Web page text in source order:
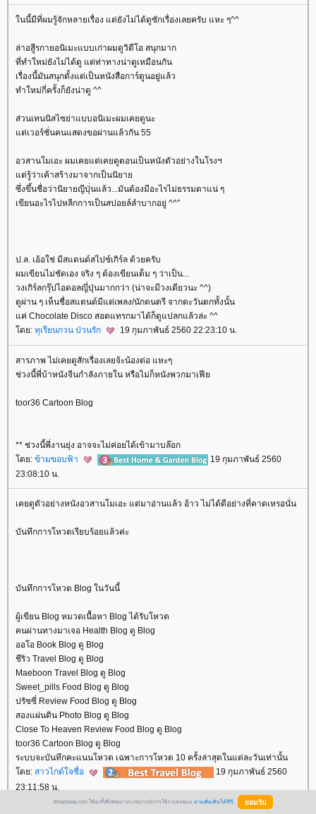
นนี้มีที่ผมรู้จักหลายเรื่อง แต่ยังไม่ได้ดูซักเรื่องเลยครับ แหะ ๆ^^
ล่าอสูีรกายอนิเมะแบบเก่าผมดูวิดีโอ สนุกมาก
ที่ทำใหม่ยังไม่ได้ดู แต่ท่าทางน่าดูเหมือนกัน
เรื่องนี้มันสนุกตั้งแต่เป็นหนังสือการ์ตูนอยู่แล้ว
ทำใหม่กี่ครั้งก็ยังน่าดู ^^
ส่วนเทนนิสไซย่าแบบอนิเมะผมเคยดูนะ
ต่เวอร์ชั่นคนแสดงขอผ่านแล้วกัน 55
อวสานโมเอะ ผมเคยแต่เคยดูตอนเป็นหนังตัวอย่างในโรงฯ
ต่รู้ว่าเค้าสร้างมาจากเป็นนิยา
ซึ่งขึ้นชื่อว่านิยายญีปุ่่นแล้ว...มันต้องมีอะไรไม่ธรรมดาแน่ ๆ
เขียนอะไรไปหลีกการเป็นสปอยล์ลำบากอยู่ ^^"
ป.ล. เอ้อใช่ มีสแตนด์สไปซ์เกิร์ล ด้วยครับ
ผมเขียนไม่ชัดเอง จริง ๆ ต้องเขียนเต็ม ๆ ว่าเป็น...
วงเกิร์ลกรุ๊ปไอดอลญี่ปุ่นมากกว่า (น่าจะมีวงเดียวนะ ^^)
ดูผ่าน ๆ เห็นชื่อสแตนด์มีแต่เพลง/นักดนตรี จากตะวันตกทั้งนั้น
ค่ Chocolate Disco สอดแทรกมาได้ก็ดูแปลกแล้วล่ะ ^^
ดย: ทุเรียนกวน ป่วนรัก 19 กุมภาพันธ์ 2560 22:23:10 น.
สารภาพ ไม่เคยดูสักเรื่องเลยจ้ะน้องต่อ แหะๆ
ช่วงนี้พี่บ้าหนังจีนกำลังภายใน หรือไม่ก็หนังพวกมาเฟี
toor36 Cartoon Blog
** ช่วงนี้พี่งานยุ่ง อาจจะไม่ค่อยได้เข้ามาบล๊อก
ดย: ข้ามขอบฟ้า
19 กุมภาพันธ์ 2560
23:08:10 น.
เคยดูตัวอย่างหนังอวสานโมเอะ แต่มาอ่านแล้ว อ้าว ไม่ได้ดีอย่างที่คาดเหรอนั่น
บันทึกการโหวตเรียบร้อยแล้วค่ะ
บันทึกการโหวต Blog ในวันนี้
ผู้เขียน Blog หมวดเนื้อหา Blog ได้รับโหวต
คนผ่านทางมาเจอ Health Blog ดู Blog
ออโอ Book Blog ดู Blog
ชีริว Travel Blog ดู Blog
Maeboon Travel Blog ดู Blog
Sweet_pills Food Blog ดู Blog
ปรัซซี่ Review Food Blog ดู Blog
สองแผ่นดิน Photo Blog ดู Blog
Close To Heaven Review Food Blog ดู Blog
toor36 Cartoon Blog ดู Blog
ระบบจะบันทึกคะแนนโหวต เฉพาะการโหวต 10 ครั้งล่าสุดในแต่ละวันเท่านั้น
ดย: สาวไกด์ใจซื่อ
19 กุมภาพันธ์ 2560
23:11:58 น.
BlogGang.com ใช้คุกกี้เพื่อพัฒนาประสบการณ์การใช้งานของคุณ อ่านเพิ่มเติมได้ที่นี่